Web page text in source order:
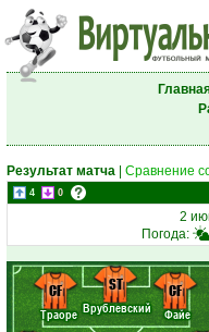
Результат матча Сравнение
4 0
2
Погода:
Траоре Врублевский Файе
CF ST CF